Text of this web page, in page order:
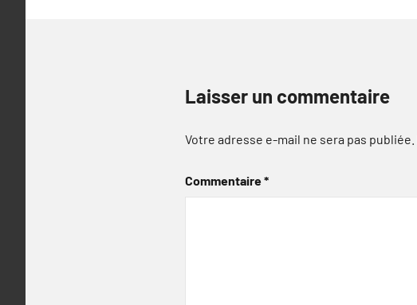
Laisser un commentaire
Votre adresse e-mail ne sera pas publiée.
Commentaire*